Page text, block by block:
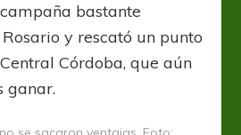
bastante
y rescató un punto
Córdoba, que aún
ganar.